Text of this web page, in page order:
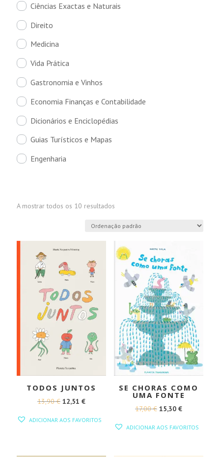
Ciências Exactas e Naturais
Direito
Medicina
Vida Prática
Gastronomia e Vinhos
Economia Finanças e Contabilidade
Dicionários e Enciclopédias
Guias Turísticos e Mapas
Engenharia
A mostrar todos os 10 resultados
TODOS JUNTOS
13,90€ O
12,51 €O
ADICIONAR AOS FAVORITOS
SE CHORAS COMO
UMA FONTE
17,00€ O
15,30 €O
ADICIONAR AOS FAVORITOS